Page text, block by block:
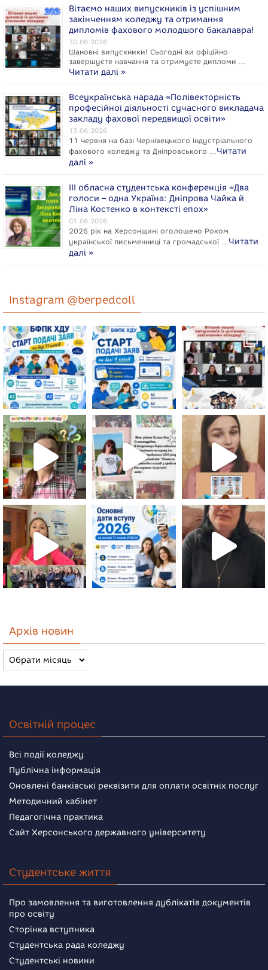
Вітаємо наших випускників із успішним
закінченням коледжу та отримання
дипломів фахового молодшого бакалавра!
30.06.2026
Шановні випускники! Сьогодні ви офіційно
завершуєте навчання та отримуєте дипломи …
Читати далі »
Всеукраїнська нарада «Полівекторність
професійної діяльності сучасного викладача
закладу фахової передвищої освіти»
13.06.2026
11 червня на базі Чернівецького індустріального
фахового коледжу та Дніпровського …Читати
далі »
ІІІ обласна студентська конференція «Два
голоси – одна Україна: Дніпрова Чайка й
Ліна Костенко в контексті епох»
01.06.2026
2026 рік на Херсонщині оголошено Роком
укpaїнcької письменниці та громадської …Читати
далі »
Instagram @berpedcoll
Архів новин
Архів
новин
Освітній процес
Всі події коледжу
Публічна інформація
Оновлені банківські реквізити для оплати освітніх послуг
Методичний кабінет
Педагогічна практика
Сайт Херсонського державного університету
Студентське життя
Про замовлення та виготовлення дублікатів документів
про освіту
Сторінка вступника
Студентська рада коледжу
Студентські новини